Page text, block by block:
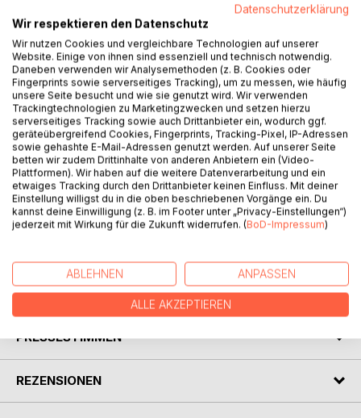
BESCHREIBUNG
Hinter der Denkmalschutzfassade brodelt es: Sebastian
Plunkert will paranormale Phänomene untersuchen, Isabella
Glitters Mitbewohner ist spurlos verschwunden, und Frieda
Chämmerli denunziert jeden ihrer Nachbarn bei der Polizei.
Die Stimmung kocht mehr und mehr hoch, und zu allem
Überfluss kommt auch noch ein Geheimbund daher, der ein
AUTOR/IN
PRESSESTIMMEN
REZENSIONEN
Datenschutzerklärung
Wir respektieren den Datenschutz
Wir nutzen Cookies und vergleichbare Technologien auf unserer
Website. Einige von ihnen sind essenziell und technisch notwendig.
Daneben verwenden wir Analysemethoden (z. B. Cookies oder
Fingerprints sowie serverseitiges Tracking), um zu messen, wie häufig
unsere Seite besucht und wie sie genutzt wird. Wir verwenden
Trackingtechnologien zu Marketingzwecken und setzen hierzu
serverseitiges Tracking sowie auch Drittanbieter ein, wodurch ggf.
geräteübergreifend Cookies, Fingerprints, Tracking-Pixel, IP-Adressen
sowie gehashte E-Mail-Adressen genutzt werden. Auf unserer Seite
betten wir zudem Drittinhalte von anderen Anbietern ein (Video-
Plattformen). Wir haben auf die weitere Datenverarbeitung und ein
etwaiges Tracking durch den Drittanbieter keinen Einfluss. Mit deiner
Einstellung willigst du in die oben beschriebenen Vorgänge ein. Du
kannst deine Einwilligung (z. B. im Footer unter „Privacy-Einstellungen“)
jederzeit mit Wirkung für die Zukunft widerrufen. (BoD-Impressum)
ABLEHNEN ANPASSEN
ALLE AKZEPTIEREN